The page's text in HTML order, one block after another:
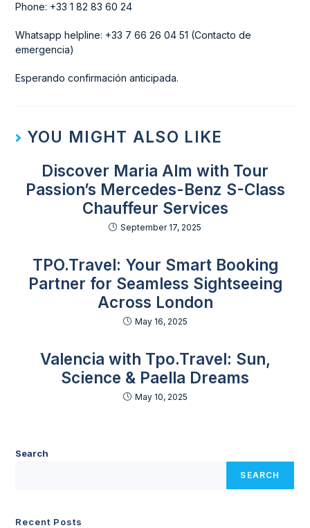
Phone: +33 1 82 83 60 24
Whatsapp helpline: +33 7 66 26 04 51 (Contacto de
emergencia)
Esperando confirmación anticipada.
YOU MIGHT ALSO LIKE
Discover Maria Alm with Tour
Passion’s Mercedes-Benz S-Class
Chauffeur Services
September 17, 2025
TPO.Travel: Your Smart Booking
Partner for Seamless Sightseeing
Across London
May 16, 2025
Valencia with Tpo.Travel: Sun,
Science & Paella Dreams
May 10, 2025
Search
SEARCH
Recent Posts